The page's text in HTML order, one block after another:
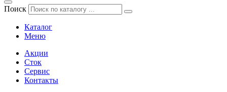
Поиск
Каталог
Меню
Акции
Сток
Сервис
Контакты